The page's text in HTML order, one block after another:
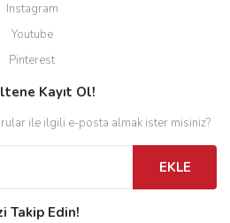
Instagram
Youtube
Pinterest
Kayıt Ol!
ile ilgili e-posta almak ister misiniz?
EKLE
Takip Edin!